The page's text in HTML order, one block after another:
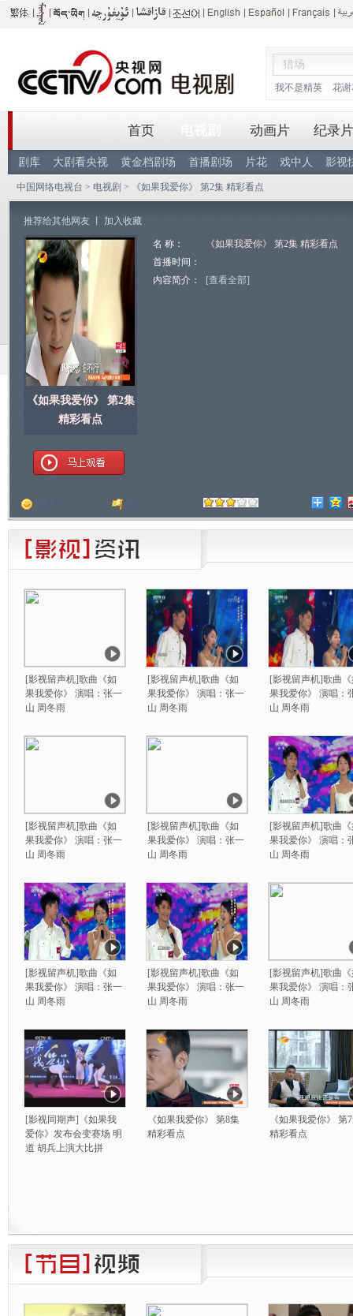
我不是精英 花
首页
剧库 大剧看央视 黄金档剧场 首播剧场 片花 戏中人 影视
动画片 纪录片
中国网络电视台 > 电视剧 > 《如果我爱你》 第2集 精彩看点
推荐给其他网友 加入收藏
《如果我爱你》 第2集
精彩看点
名 称：
《如果我爱你》 第2集 精彩看点
首播时间：
内容简介：
[查看全部]
[影视留声机]歌曲《如
果我爱你》 演唱：张一
山 周冬雨
[影视留声机]歌曲《如
果我爱你》 演唱：张一
山 周冬雨
[影视留声机]歌曲
果我爱你》 演唱：
山 周冬雨
[影视留声机]歌曲《如
果我爱你》 演唱：张一
山 周冬雨
[影视留声机]歌曲《如
果我爱你》 演唱：张一
山 周冬雨
[影视留声机]歌曲
果我爱你》 演唱：
山 周冬雨
[影视留声机]歌曲《如
果我爱你》 演唱：张一
山 周冬雨
[影视留声机]歌曲《如
果我爱你》 演唱：张一
山 周冬雨
[影视留声机]歌曲
果我爱你》 演唱：
山 周冬雨
[影视同期声]《如果我
爱你》发布会变赛场 明
道 胡兵上演大比拼
《如果我爱你》 第8集
精彩看点
《如果我爱你》 第
精彩看点